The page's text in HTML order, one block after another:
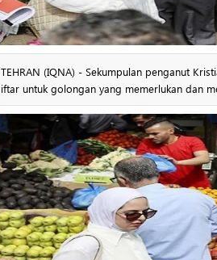
TEHRAN (IQNA) - Sekumpulan penganut
iftar untuk golongan yang memerlukan dan